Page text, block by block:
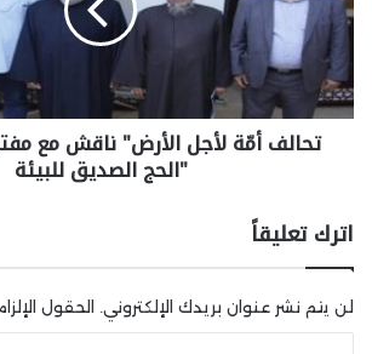
تحالف أمّة لأجل الأرض" ناقش مع
"الحج الصديق للبيئة
اترك تعليقاً
لن يتم نشر عنوان بريدك الإلكتروني. الحقول